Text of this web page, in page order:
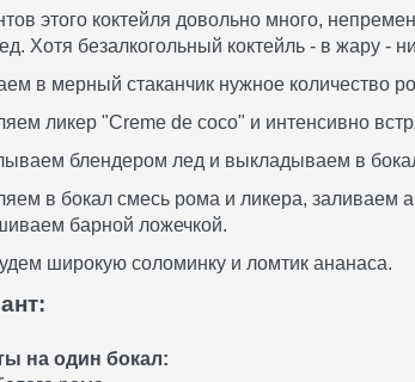
этого коктейля довольно много,
Хотя безалкогольный коктейль - в жару -
в мерный стаканчик нужное количество
ликер "Creme de coco" и интенсивно
блендером лед и выкладываем в
в бокал смесь рома и ликера, заливаем
барной ложечкой.
широкую соломинку и ломтик ананаса.
на один бокал: